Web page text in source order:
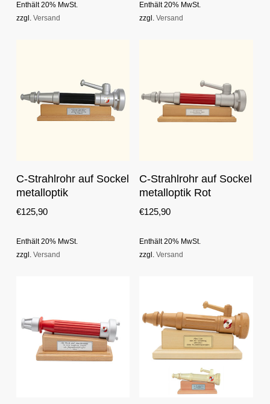
options
may
product
page
Enthält 20% MwSt.
zzgl. Versand
options
may
product
page
Enthält 20% MwSt.
zzgl.Versand
In Den Warenkorb
C-Strahlrohr auf Sockel
metalloptik
€125,90
Enthält 20% MwSt.
zzgl. Versand
In Den Warenkorb
C-Strahlrohr auf Sockel
metalloptik Rot
€125,90
Enthält 20% MwSt.
zzgl.Versand